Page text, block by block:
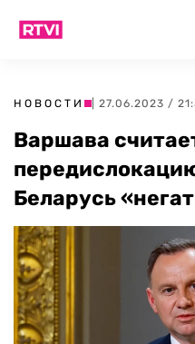
НОВОСТИ | 27.06.2023 /
Варшава
Беларусь